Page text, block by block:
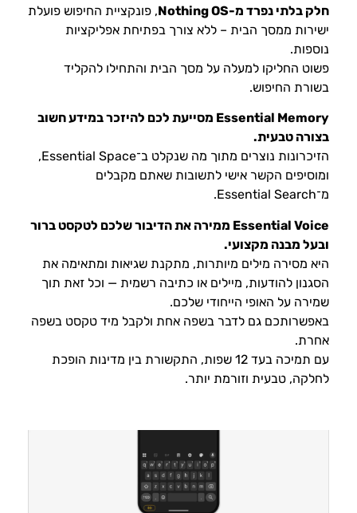
חלק בלתי נפרד מ-Nothing OS
, פונקציית החיפוש פועלת
ישירות ממסך הבית – ללא צורך בפתיחת אפליקציות
נוספות.
פשוט החליקו למעלה על מסך הבית והתחילו להקליד
בשורת החיפוש.
Essential Memory מסייעת לכם להיזכר במידע חשוב
בצורה טבעית.
הזיכרונות נוצרים מתוך מה שנקלט ב־Essential Space,
ומוסיפים הקשר אישי לתשובות שאתם מקבלים
מ־Essential Search.
Essential Voice ממירה את הדיבור שלכם לטקסט ברור
ובעל מבנה מקצועי.
היא מסירה מילים מיותרות, מתקנת שגיאות ומתאימה את
הסגנון להודעות, מיילים או כתיבה רשמית — וכל זאת תוך
שמירה על האופי הייחודי שלכם.
באפשרותכם גם לדבר בשפה אחת ולקבל מיד טקסט בשפה
אחרת.
עם תמיכה בעד 12 שפות, התקשורת בין מדינות הופכת
לחלקה, טבעית וזורמת יותר.